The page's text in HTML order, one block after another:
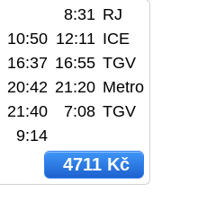
8:31 RJ
10:50 12:11 ICE
16:37 16:55 TGV
20:42 21:20 Metro
21:40 7:08 TGV
9:14
4711 Kč